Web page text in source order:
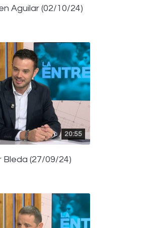
Aguilar (02/10/24)
20:55
Bleda (27/09/24)